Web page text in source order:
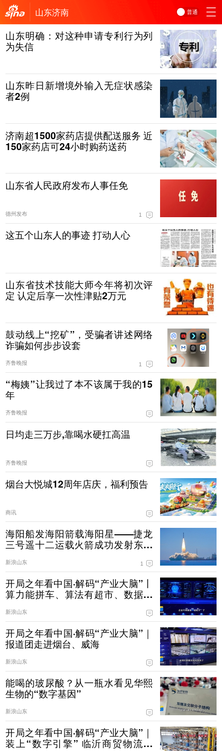
普通
山东济南
山东明确：对这种申请专利行为列
为失信
山东昨日新增境外输入无症状感染
者2例
济南超1500家药店提供配送服务 近
150家药店可24小时购药送药
山东省人民政府发布人事任免
德州发布 1
这五个山东人的事迹 打动人心
山东省技术技能大师今年将初次评
定 认定后享一次性津贴2万元
鼓动线上“挖矿”，受骗者讲述网络
诈骗如何步步设套
齐鲁晚报 1
“梅姨”让我过了本不该属于我的15
年
齐鲁晚报
日均走三万步,靠喝水硬扛高温
齐鲁晚报
烟台大悦城12周年店庆，福利预告
商讯
海阳船发海阳箭载海阳星——捷龙
三号遥十二运载火箭成功发射东方
新浪山东 1
开局之年看中国·解码“产业大脑”丨
算力能拼车、算法有超市、数据不
企业“轻装上阵”
新浪山东
开局之年看中国·解码“产业大脑”｜
报道团走进烟台、威海
新浪山东
能喝的玻尿酸？从一瓶水看见华熙
生物的“数字基因”
新浪山东
开局之年看中国·解码“产业大脑”｜
装上“数字引擎” 临沂商贸物流有